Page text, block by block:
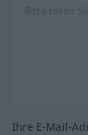
Ihre E-Mail-